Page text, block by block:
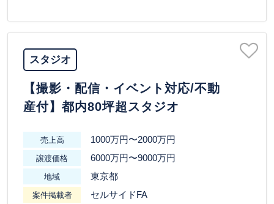
スタジオ
【撮影・配信・イベント対応/不動
産付】都内80坪超スタジオ
売上高 1000万円〜2000万円
譲渡価格 6000万円〜9000万円
地域 東京都
案件掲載者 セルサイドFA